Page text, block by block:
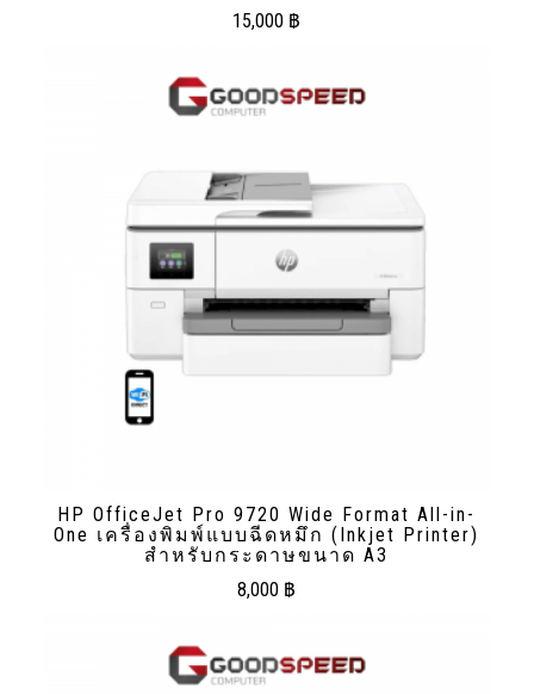
15,000 ฿
HP OfficeJet Pro 9720 Wide Format All-in-
One เครื่องพิมพ์แบบฉีดหมึก (Inkjet Printer)
สําหรับกระดาษขนาด A3
8,000 ฿